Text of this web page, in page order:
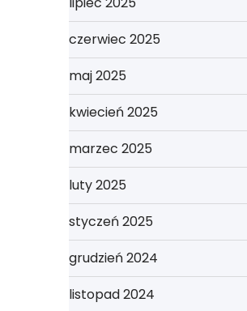
czerwiec 2025
maj 2025
kwiecień 2025
marzec 2025
luty 2025
styczeń 2025
grudzień 2024
listopad 2024